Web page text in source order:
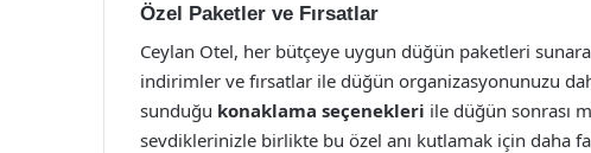
Özel Paketler ve Fırsatlar
Ceylan Otel, her bütçeye uygun düğün paketleri
indirimler ve fırsatlar ile düğün organizasyonunuzu
sunduğu konaklama seçenekleri ile düğün sonrası
sevdiklerinizle birlikte bu özel anı kutlamak için daha